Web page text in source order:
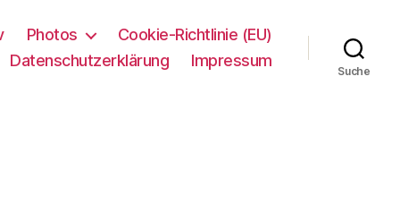
Photos
Cookie-Richtlinie (EU)
Datenschutzerklärung
Impressum
Suche